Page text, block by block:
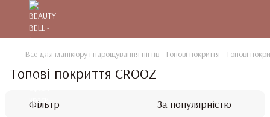
Все для манікюру і нарощування нігтів Топові покриття Топові
Топові покриття CROOZ
Фільтр За популярністю